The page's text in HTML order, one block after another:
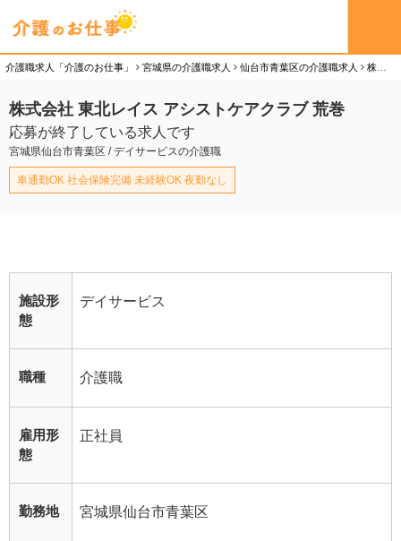
介護職求人「介護のお仕事」 宮城県の介護職求人 仙台市青葉区の介護職求人 株式会社 東北レイス アシストケアクラブ 荒巻の介護職（正社員）求人
株式会社 東北レイス アシストケアクラブ 荒巻
応募が終了している求人です
宮城県仙台市青葉区 / デイサービスの介護職
車通勤OK 社会保険完備 未経験OK 夜勤なし
施設形
態
デイサービス
職種 介護職
雇用形
態
正社員
勤務地 宮城県仙台市青葉区